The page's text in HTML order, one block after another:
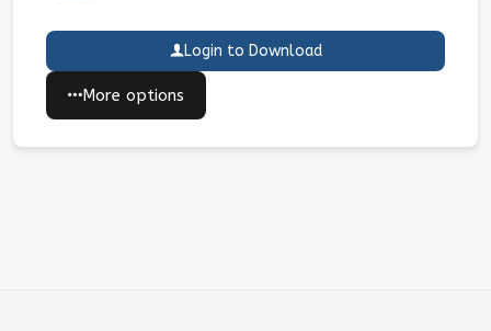
Login to Download
More options